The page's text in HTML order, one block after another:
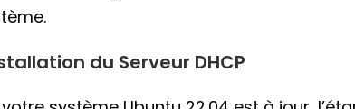
du Serveur DHCP